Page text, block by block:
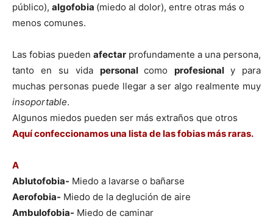
público), algofobia (miedo al dolor), entre otras más o
menos comunes.
Las fobias puedenafectar profundamente a una persona,
tanto en su vida personalcomoprofesionaly para
muchas personas puede llegar a ser algo realmente muy
insoportable.
Algunos miedos pueden ser más extraños que otros
Aquí confeccionamos una lista de las fobias más raras.
A
Ablutofobia- Miedo a lavarse o bañarse
Aerofobia- Miedo de la deglución de aire
Ambulofobia- Miedo de caminar